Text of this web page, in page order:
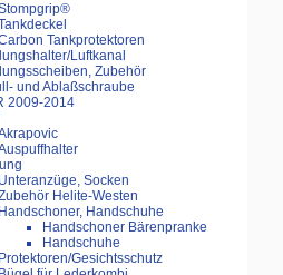
Tankprotektoren
Luftkanal
Zubehör
und Ablaßschraube
2009-2014
Unteranzüge, Socken
Helite-Westen
Handschoner, Handschuhe
Handschoner Bärenpranke
Handschuhe
Protektoren/Gesichtsschutz